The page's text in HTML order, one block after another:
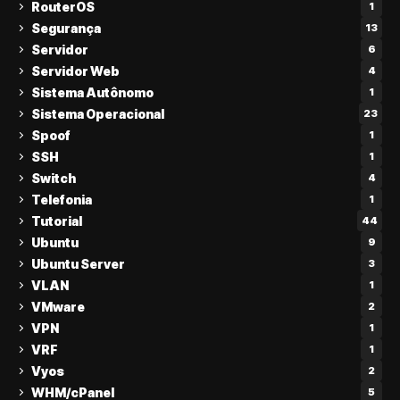
RouterOS 1
Segurança 13
Servidor 6
Servidor Web 4
Sistema Autônomo 1
Sistema Operacional 23
Spoof 1
SSH 1
Switch 4
Telefonia 1
Tutorial 44
Ubuntu 9
Ubuntu Server 3
VLAN 1
VMware 2
VPN 1
VRF 1
Vyos 2
WHM/cPanel 5